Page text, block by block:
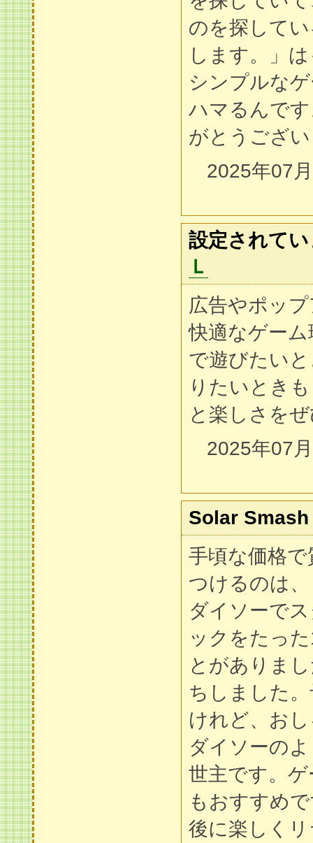
のを探して
します。」
シンプルな
ハマるんで
がとうござ
2025年07
設定されて
Ｌ
広告やポッ
快適なゲー
で遊びたい
りたいとき
と楽しさを
2025年07
Solar Smash
手頃な価格
つけるのは
ダイソーで
ックをたっ
とがありま
ちしました
けれど、お
ダイソーの
世主です。
もおすすめ
後に楽しく